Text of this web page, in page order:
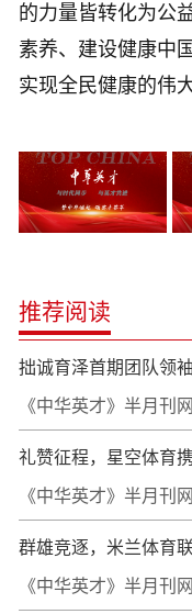
的力量皆转化为公
素养、建设健康中
实现全民健康的伟
推荐阅读
拙诚育泽首期团队领
《中华英才》半月刊网
礼赞征程，星空体育
《中华英才》半月刊网
群雄竞逐，米兰体育
《中华英才》半月刊网